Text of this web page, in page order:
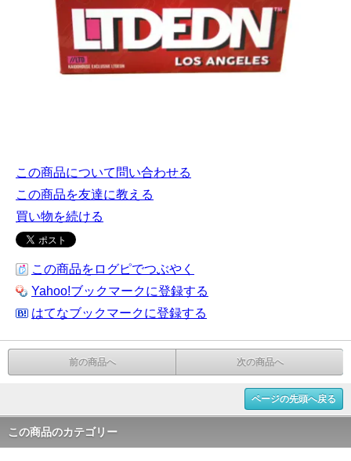
この商品について問い合わせる
この商品を友達に教える
買い物を続ける
この商品をログピでつぶやく
Yahoo!ブックマークに登録する
はてなブックマークに登録する
前の商品へ 次の商品へ
ページの先頭へ戻る
この商品のカテゴリー